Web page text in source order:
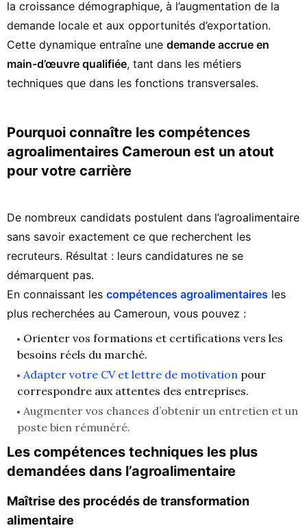
la croissance démographique, à l’augmentation de la
demande locale et aux opportunités d’exportation.
Cette dynamique entraîne une demande accrue en
main-d’œuvre qualifiée, tant dans les métiers
techniques que dans les fonctions transversales.
Pourquoi connaître les compétences
agroalimentaires Cameroun est un atout
pour votre carrière
De nombreux candidats postulent dans l’agroalimentaire
sans savoir exactement ce que recherchent les
recruteurs. Résultat : leurs candidatures ne se
démarquent pas.
En connaissant les compétences agroalimentaires les
plus recherchées au Cameroun, vous pouvez :
Orienter vos formations et certifications vers les
besoins réels du marché.
Adapter votre CV et lettre de motivation pour
correspondre aux attentes des entreprises.
Augmenter vos chances d’obtenir un entretien et un
poste bien rémunéré.
Les compétences techniques les plus
demandées dans l’agroalimentaire
Maîtrise des procédés de transformation
alimentaire